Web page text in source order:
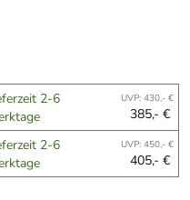
2-6
UVP: 430,- €
385,- €
2-6
UVP: 450,- €
405,- €